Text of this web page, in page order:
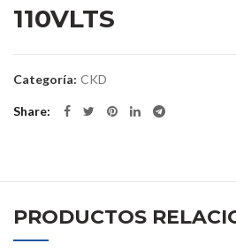
110VLTS
Categoría: CKD
Share
PRODUCTOS